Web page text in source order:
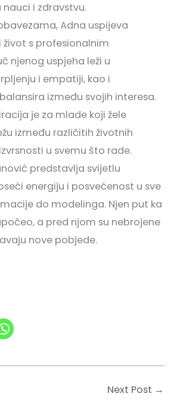
i zdravstvu.
Adna uspijeva
s profesionalnim
njenog uspjeha leži u
i empatiji, kao i
između svojih interesa.
je za mlade koji žele
između različitih životnih
u svemu što rade.
predstavlja svijetlu
energiju i posvećenost u sve
do modelinga. Njen put ka
a pred njom su nebrojene
nove pobjede.
Next Post →